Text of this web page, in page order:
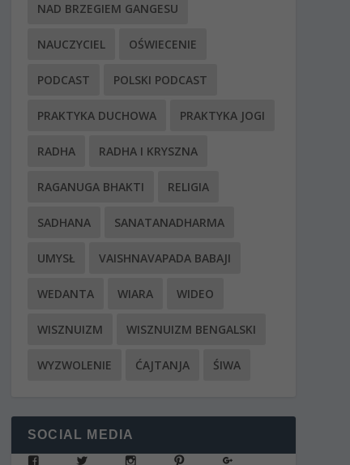
NAD BRZEGIEM GANGESU
NAUCZYCIEL OŚWIECENIE
PODCAST POLSKI PODCAST
PRAKTYKA DUCHOWA PRAKTYKA JOGI
RADHA RADHA I KRYSZNA
RAGANUGA BHAKTI RELIGIA
SADHANA SANATANADHARMA
UMYSŁ VAISHNAVAPADA BABAJI
WEDANTA WIARA WIDEO
WISZNUIZM WISZNUIZM BENGALSKI
WYZWOLENIE ĆAJTANJA ŚIWA
SOCIAL MEDIA